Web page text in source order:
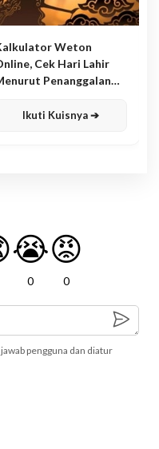
Weton
Cek Hari Lahir
Penanggalan
Ikuti Kuisnya ➔
😭
0
😡
0
pengguna dan diatur